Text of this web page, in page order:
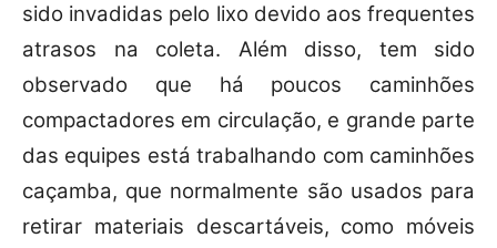
sido invadidas pelo lixo devido aos frequentes
atrasos na coleta. Além disso, tem sido
observado que há poucos caminhões
compactadores em circulação, e grande parte
das equipes está trabalhando com caminhões
caçamba, que normalmente são usados para
retirar materiais descartáveis, como móveis